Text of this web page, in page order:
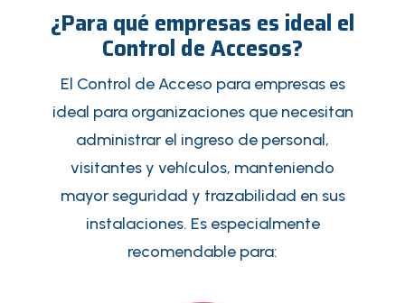
¿Para qué empresas es ideal el
Control de Accesos?
El Control de Acceso para empresas es
ideal para organizaciones que necesitan
administrar el ingreso de personal,
visitantes y vehículos, manteniendo
mayor seguridad y trazabilidad en sus
instalaciones. Es especialmente
recomendable para: